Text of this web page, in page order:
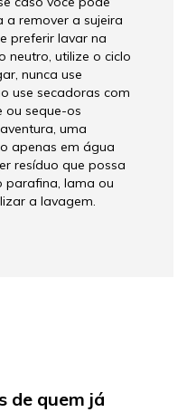
a remover a sujeira
preferir lavar na
neutro, utilize o ciclo
nunca use
use secadoras com
ou seque-os
uma
apenas em água
resíduo que possa
parafina, lama ou
a lavagem.
de quem já